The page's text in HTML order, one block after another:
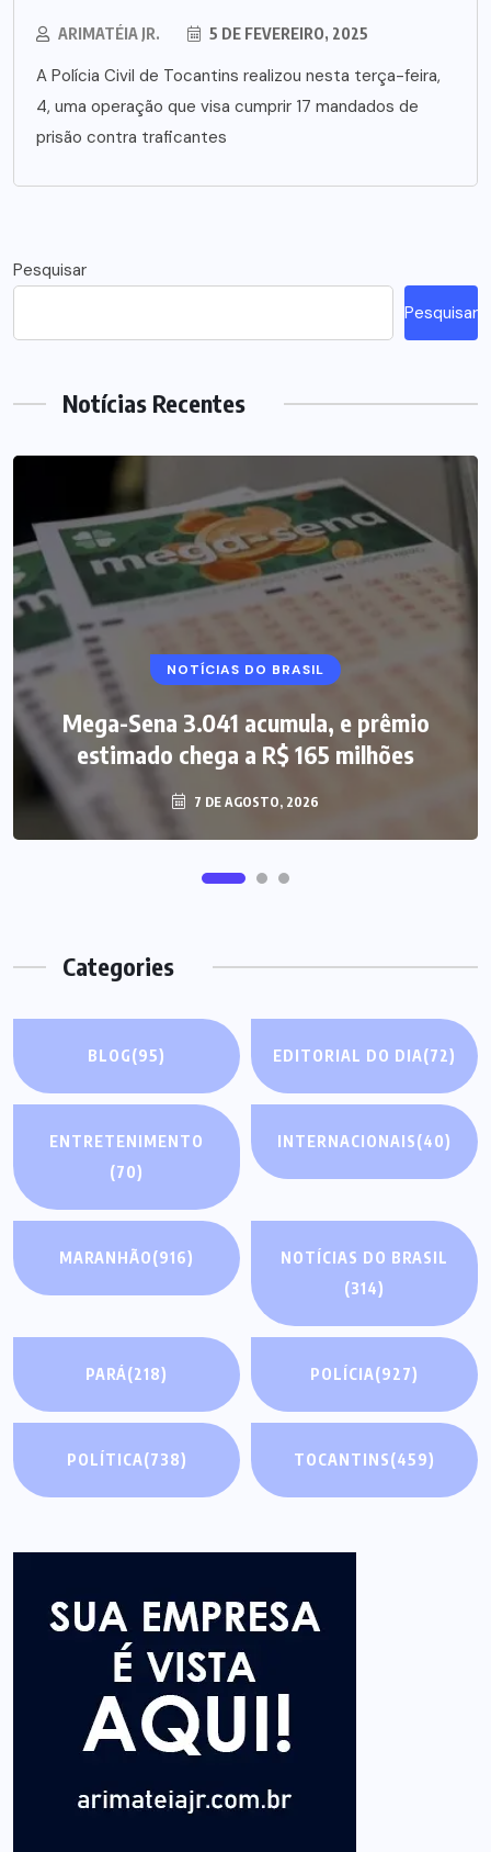
ARIMATÉIA JR. 5 DE FEVEREIRO, 2025
A Polícia Civil de Tocantins realizou nesta terça-feira,
4, uma operação que visa cumprir 17 mandados de
prisão contra traficantes
Pesquisar
Pesquisar
Notícias Recentes
NOTÍCIAS DO BRASIL
Mega-Sena 3.041 acumula, e prêmio
estimado chega a R$ 165 milhões
7 DE AGOSTO, 2026
Categories
BLOG(95) EDITORIAL DO DIA(72)
ENTRETENIMENTO
(70)
INTERNACIONAIS(40)
MARANHÃO(916)
NOTÍCIAS DO BRASIL
(314)
PARÁ(218) POLÍCIA(927)
POLÍTICA(738) TOCANTINS(459)